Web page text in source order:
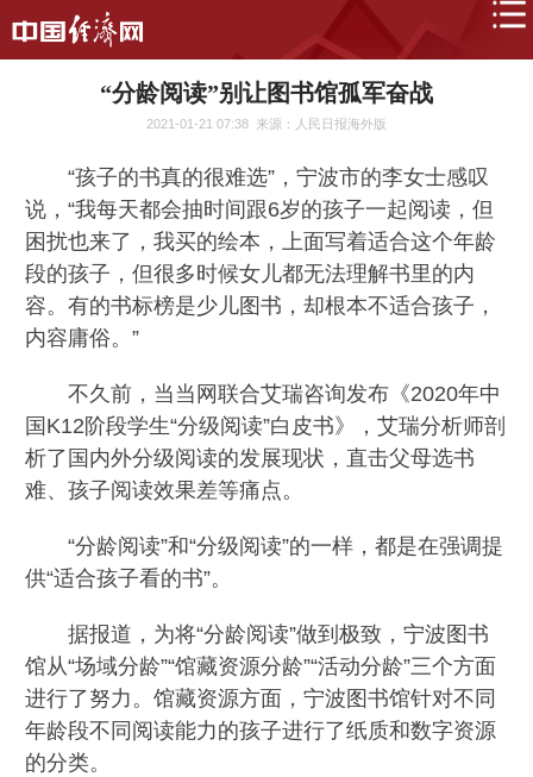
“分龄阅读”别让图书馆孤军奋战
2021-01-21 07:38 来源：人民日报海外版
“孩子的书真的很难选”，宁波市的李女士感叹
说，“我每天都会抽时间跟6岁的孩子一起阅读，但
困扰也来了，我买的绘本，上面写着适合这个年龄
段的孩子，但很多时候女儿都无法理解书里的内
容。有的书标榜是少儿图书，却根本不适合孩子，
内容庸俗。”
不久前，当当网联合艾瑞咨询发布《2020年中
国K12阶段学生“分级阅读”白皮书》，艾瑞分析师剖
析了国内外分级阅读的发展现状，直击父母选书
难、孩子阅读效果差等痛点。
“分龄阅读”和“分级阅读”的一样，都是在强调提
供“适合孩子看的书”。
据报道，为将“分龄阅读”做到极致，宁波图书
馆从“场域分龄”“馆藏资源分龄”“活动分龄”三个方面
进行了努力。馆藏资源方面，宁波图书馆针对不同
年龄段不同阅读能力的孩子进行了纸质和数字资源
的分类。